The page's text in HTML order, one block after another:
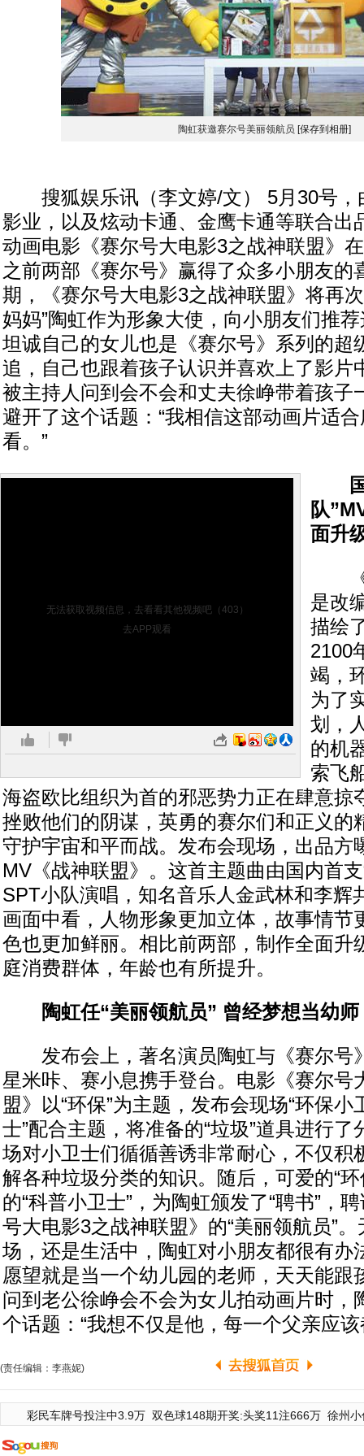
陶虹获邀赛尔号美丽领航员 [保存到相册]
搜狐娱乐讯（李文婷/文） 5月30号，
影业，以及炫动卡通、金鹰卡通等联合出
动画电影《赛尔号大电影3之战神联盟》
之前两部《赛尔号》赢得了众多小朋友的
期，《赛尔号大电影3之战神联盟》将再
妈妈”陶虹作为形象大使，向小朋友们推
坦诚自己的女儿也是《赛尔号》系列的超
追，自己也跟着孩子认识并喜欢上了影片
被主持人问到会不会和丈夫徐峥带着孩子
避开了这个话题：“我相信这部动画片适
看。”
无法获取视频信息，去看看其他视频吧（403）
去APP观看
队
面升
《
是改
描绘
2100
竭，
为了
划，
的机
索飞
海盗欧比组织为首的邪恶势力正在肆意掠
挫败他们的阴谋，英勇的赛尔们和正义的
守护宇宙和平而战。发布会现场，出品方
MV《战神联盟》。这首主题曲由国内首
SPT小队演唱，知名音乐人金武林和李辉
画面中看，人物形象更加立体，故事情节
色也更加鲜丽。相比前两部，制作全面升
庭消费群体，年龄也有所提升。
陶虹任“美丽领航员” 曾经梦想当幼师
发布会上，著名演员陶虹与《赛尔号
星米咔、赛小息携手登台。电影《赛尔号
盟》以“环保”为主题，发布会现场“环保小
士”配合主题，将准备的“垃圾”道具进行
场对小卫士们循循善诱非常耐心，不仅积
解各种垃圾分类的知识。随后，可爱的“
的“科普小卫士”，为陶虹颁发了“聘书”，
号大电影3之战神联盟》的“美丽领航员”
场，还是生活中，陶虹对小朋友都很有办
愿望就是当一个幼儿园的老师，天天能跟
问到老公徐峥会不会为女儿拍动画片时，
个话题：“我想不仅是他，每一个父亲应
(责任编辑：李燕妮)
彩民车牌号投注中3.9万 双色球148期开奖:头奖11注666万 徐州